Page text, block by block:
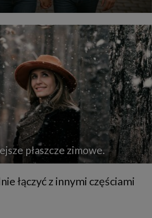
płaszcze zimowe.
łączyć z innymi częściami